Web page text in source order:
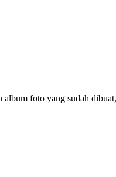
foto yang sudah